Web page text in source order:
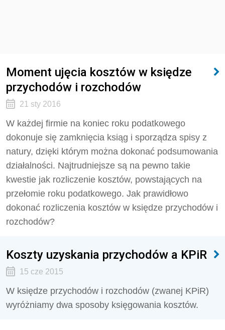
Moment ujęcia kosztów w księdze
przychodów i rozchodów
21 sty 2016
W każdej firmie na koniec roku podatkowego
dokonuje się zamknięcia ksiąg i sporządza spisy z
natury, dzięki którym można dokonać podsumowania
działalności. Najtrudniejsze są na pewno takie
kwestie jak rozliczenie kosztów, powstających na
przełomie roku podatkowego. Jak prawidłowo
dokonać rozliczenia kosztów w księdze przychodów i
rozchodów?
Koszty uzyskania przychodów a KPiR
15 cze 2015
W księdze przychodów i rozchodów (zwanej KPiR)
wyróżniamy dwa sposoby księgowania kosztów.